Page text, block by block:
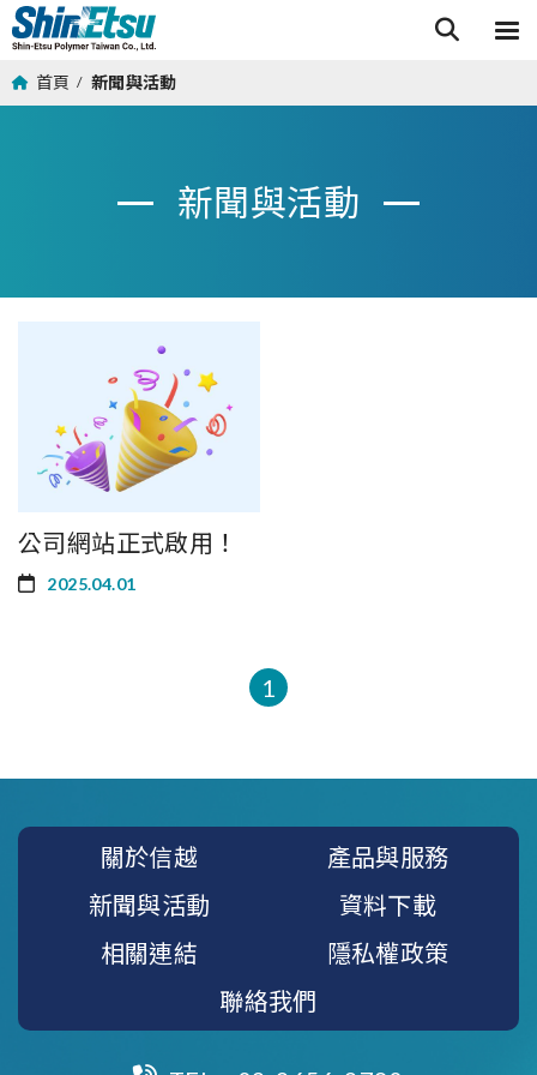
首頁 / 新聞與活動
新聞與活動
公司網站正式啟用！
2025.04.01
1
關於信越
產品與服務
新聞與活動
資料下載
相關連結
隱私權政策
聯絡我們